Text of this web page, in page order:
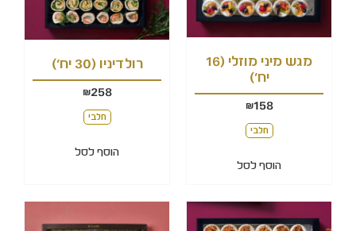
מגש מיני מוזלי (16
יח')
158
₪
חלבי
הוסף לסל
רולדיניו (30 יח')
258
₪
חלבי
הוסף לסל